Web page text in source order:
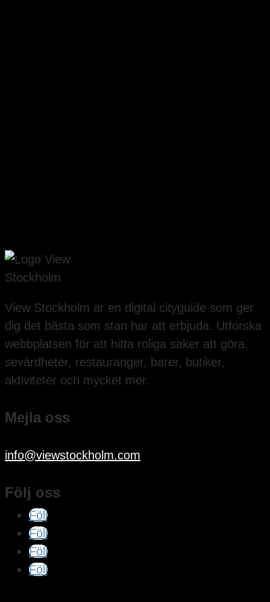
View Stockholm är en digital cityguide som ger
dig det bästa som stan har att erbjuda. Utforska
webbplatsen för att hitta roliga saker att göra,
sevärdheter, restauranger, barer, butiker,
aktiviteter och mycket mer.
Mejla oss
info@viewstockholm.com
Följ oss
Följ
Följ
Följ
Följ